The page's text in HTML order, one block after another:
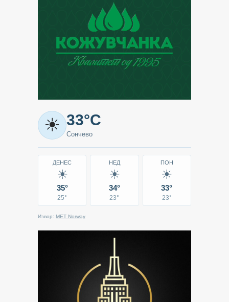
Метео
-
Кавадарци
☀ 33°C
Сончево
ДЕНЕС
☀
35°
25°
НЕД
☀
34°
23°
ПОН
☀
33°
23°
Извор: MET Norway